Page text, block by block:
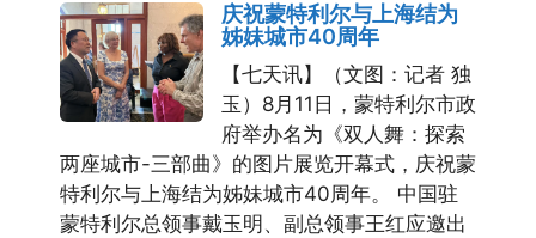
庆祝蒙特利尔与上海结为
姊妹城市40周年
【七天讯】（文图：记者 独
玉）8月11日，蒙特利尔市政
府举办名为《双人舞：探索
两座城市-三部曲》的图片展览开幕式，庆祝蒙
特利尔与上海结为姊妹城市40周年。 中国驻
蒙特利尔总领事戴玉明、副总领事王红应邀出